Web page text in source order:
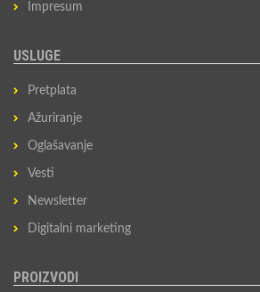
Impresum
USLUGE
Pretplata
Ažuriranje
Oglašavanje
Vesti
Newsletter
Digitalni marketing
PROIZVODI